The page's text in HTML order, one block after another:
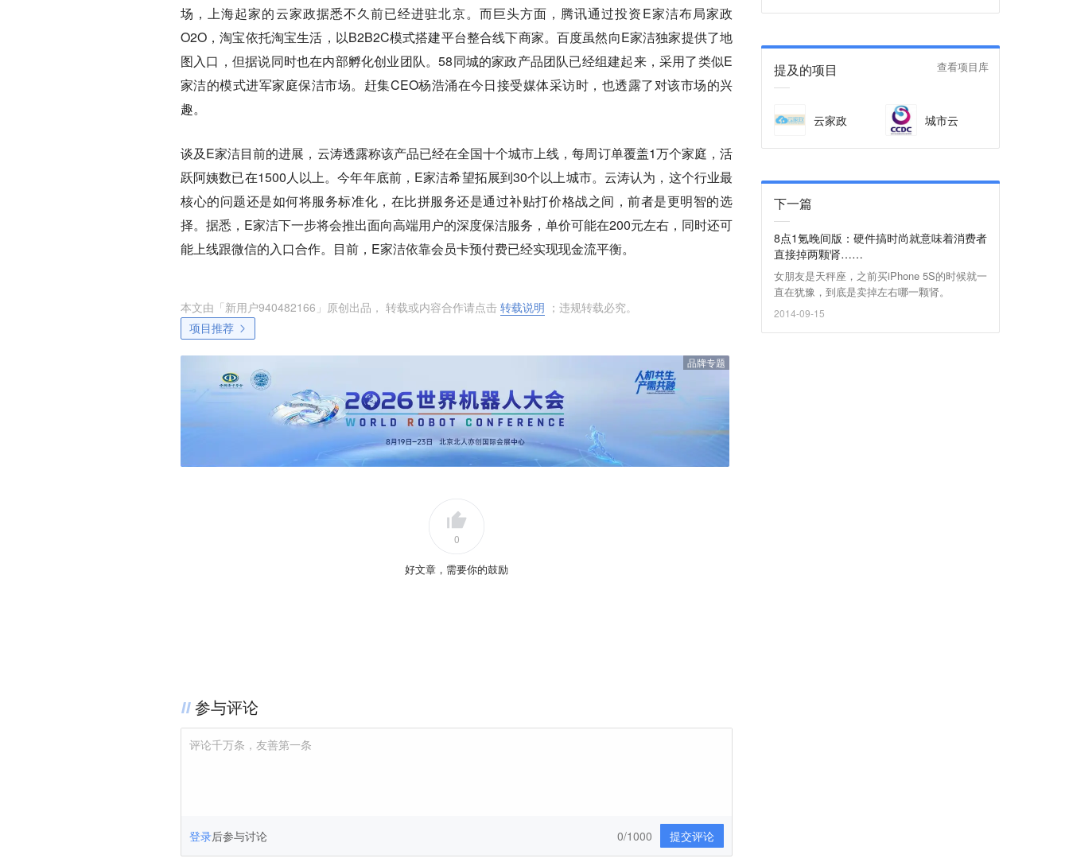
场，上海起家的云家政据悉不久前已经进驻北京。而巨头方面，腾讯通过投资E家洁布局家政
O2O，淘宝依托淘宝生活，以B2B2C模式搭建平台整合线下商家。百度虽然向E家洁独家提供了地
图入口，但据说同时也在内部孵化创业团队。58同城的家政产品团队已经组建起来，采用了类似E
家洁的模式进军家庭保洁市场。赶集CEO杨浩涌在今日接受媒体采访时，也透露了对该市场的兴
趣。
谈及E家洁目前的进展，云涛透露称该产品已经在全国十个城市上线，每周订单覆盖1万个家庭，活
跃阿姨数已在1500人以上。今年年底前，E家洁希望拓展到30个以上城市。云涛认为，这个行业最
核心的问题还是如何将服务标准化，在比拼服务还是通过补贴打价格战之间，前者是更明智的选
择。据悉，E家洁下一步将会推出面向高端用户的深度保洁服务，单价可能在200元左右，同时还可
能上线跟微信的入口合作。目前，E家洁依靠会员卡预付费已经实现现金流平衡。
本文由「新用户940482166 」原创出品， 转载或内容合作请点击 转载说明 ；违规转载必究。
项目推荐
品牌专题
0
好文章，需要你的鼓励
参与评论
评论千万条，友善第一条
登录后参与讨论 提交评论
0/1000
提及的项目 查看项目库
云家政 城市云
下一篇
8点1氪晚间版：硬件搞时尚就意味着消费者
直接掉两颗肾……
女朋友是天秤座，之前买iPhone 5S的时候就一
直在犹豫，到底是卖掉左右哪一颗肾。
2014-09-15